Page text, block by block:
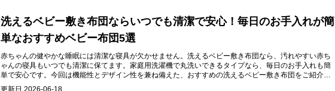
洗えるベビー敷き布団ならいつでも清潔で安心！毎日のお手入れが簡
単なおすすめベビー布団5選
赤ちゃんの健やかな睡眠には清潔な寝具が欠かせません。洗えるベビー敷き布団なら、汚れやすい赤ち
ゃんの寝具もいつでも清潔に保てます。家庭用洗濯機で丸洗いできるタイプなら、毎日のお手入れも簡
単で安心です。今回は機能性とデザイン性を兼ね備えた、おすすめの洗えるベビー敷き布団をご紹介し
ます。
更新日 2026-06-18